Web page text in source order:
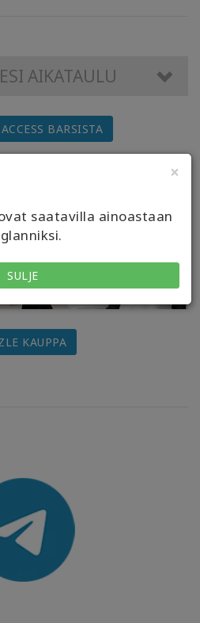
×
saatavilla ainoastaan
SULJE
AIKATAULU
BARSISTA
KAUPPA